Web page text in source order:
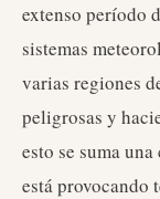
extenso período
sistemas
varias regiones
peligrosas y
esto se suma
está provocando